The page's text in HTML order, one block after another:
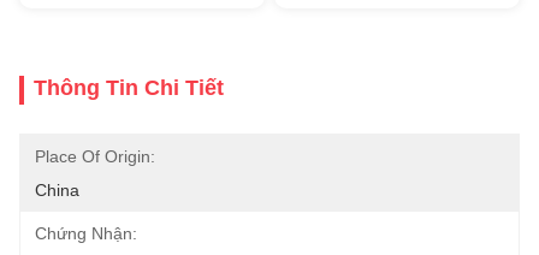
Thông Tin Chi Tiết
Place Of Origin:
China
Chứng Nhận: